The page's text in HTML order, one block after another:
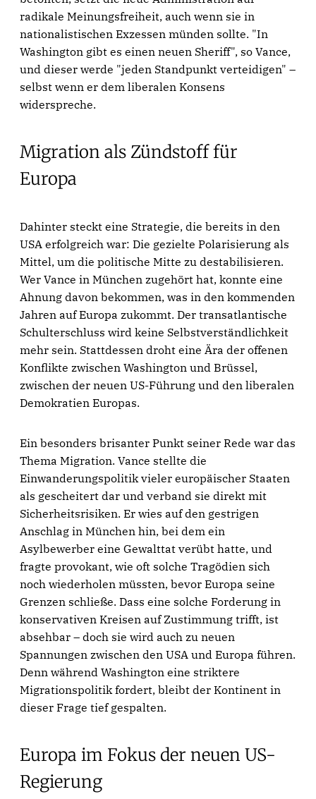
radikale Meinungsfreiheit, auch wenn sie in
nationalistischen Exzessen münden sollte. "In
Washington gibt es einen neuen Sheriff", so Vance,
und dieser werde "jeden Standpunkt verteidigen" –
selbst wenn er dem liberalen Konsens
widerspreche.
Migration als Zündstoff für
Europa
Dahinter steckt eine Strategie, die bereits in den
USA erfolgreich war: Die gezielte Polarisierung als
Mittel, um die politische Mitte zu destabilisieren.
Wer Vance in München zugehört hat, konnte eine
Ahnung davon bekommen, was in den kommenden
Jahren auf Europa zukommt. Der transatlantische
Schulterschluss wird keine Selbstverständlichkeit
mehr sein. Stattdessen droht eine Ära der offenen
Konflikte zwischen Washington und Brüssel,
zwischen der neuen US-Führung und den liberalen
Demokratien Europas.
Ein besonders brisanter Punkt seiner Rede war das
Thema Migration. Vance stellte die
Einwanderungspolitik vieler europäischer Staaten
als gescheitert dar und verband sie direkt mit
Sicherheitsrisiken. Er wies auf den gestrigen
Anschlag in München hin, bei dem ein
Asylbewerber eine Gewalttat verübt hatte, und
fragte provokant, wie oft solche Tragödien sich
noch wiederholen müssten, bevor Europa seine
Grenzen schließe. Dass eine solche Forderung in
konservativen Kreisen auf Zustimmung trifft, ist
absehbar – doch sie wird auch zu neuen
Spannungen zwischen den USA und Europa führen.
Denn während Washington eine striktere
Migrationspolitik fordert, bleibt der Kontinent in
dieser Frage tief gespalten.
Europa im Fokus der neuen US-
Regierung